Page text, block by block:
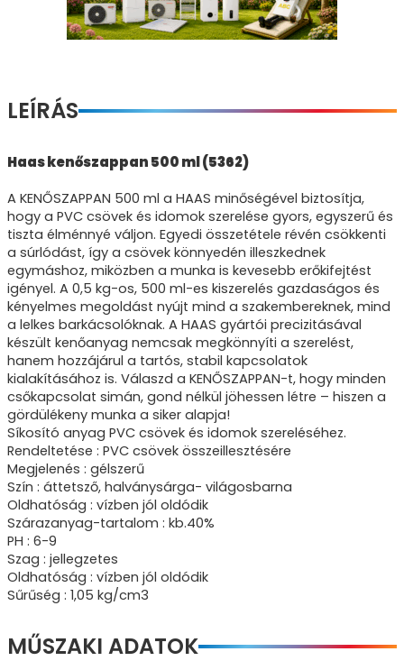
LEÍRÁS
Haas kenőszappan 500 ml (5362)
A KENŐSZAPPAN 500 ml a HAAS minőségével biztosítja,
hogy a PVC csövek és idomok szerelése gyors, egyszerű és
tiszta élménnyé váljon. Egyedi összetétele révén csökkenti
a súrlódást, így a csövek könnyedén illeszkednek
egymáshoz, miközben a munka is kevesebb erőkifejtést
igényel. A 0,5 kg-os, 500 ml-es kiszerelés gazdaságos és
kényelmes megoldást nyújt mind a szakembereknek, mind
a lelkes barkácsolóknak. A HAAS gyártói precizitásával
készült kenőanyag nemcsak megkönnyíti a szerelést,
hanem hozzájárul a tartós, stabil kapcsolatok
kialakításához is. Válaszd a KENŐSZAPPAN-t, hogy minden
csőkapcsolat simán, gond nélkül jöhessen létre – hiszen a
gördülékeny munka a siker alapja!
Síkosító anyag PVC csövek és idomok szereléséhez.
Rendeltetése : PVC csövek összeillesztésére
Megjelenés : gélszerű
Szín : áttetsző, halványsárga- világosbarna
Oldhatóság : vízben jól oldódik
Szárazanyag-tartalom : kb.40%
PH : 6-9
Szag : jellegzetes
Oldhatóság : vízben jól oldódik
Sűrűség : 1,05 kg/cm3
MŰSZAKI ADATOK